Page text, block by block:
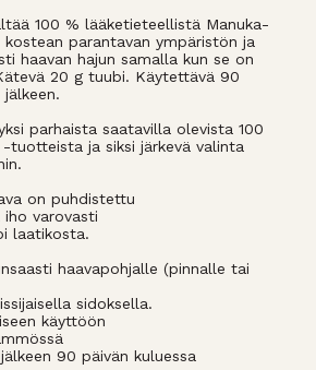
100 % lääketieteellistä Manuka-
kostean parantavan ympäristön ja
haavan hajun samalla kun se on
20 g tuubi. Käytettävä 90
jälkeen.
parhaista saatavilla olevista 100
-tuotteista ja siksi järkevä valinta
on puhdistettu
iho varovasti
laatikosta.
haavapohjalle (pinnalle tai
sidoksella.
käyttöön
90 päivän kuluessa